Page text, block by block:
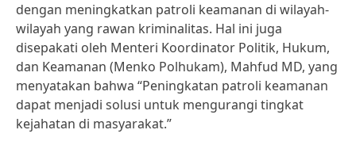
dengan meningkatkan patroli keamanan di wilayah-
wilayah yang rawan kriminalitas. Hal ini juga
disepakati oleh Menteri Koordinator Politik, Hukum,
dan Keamanan (Menko Polhukam), Mahfud MD, yang
menyatakan bahwa “Peningkatan patroli keamanan
dapat menjadi solusi untuk mengurangi tingkat
kejahatan di masyarakat.”